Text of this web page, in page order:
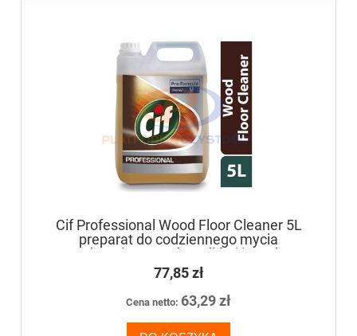
Cif Professional Wood Floor Cleaner 5L
preparat do codziennego mycia
zabezpieczonych podłóg i innych
powierzchni drewnianych
77,85 zł
Cena netto: 63,29 zł